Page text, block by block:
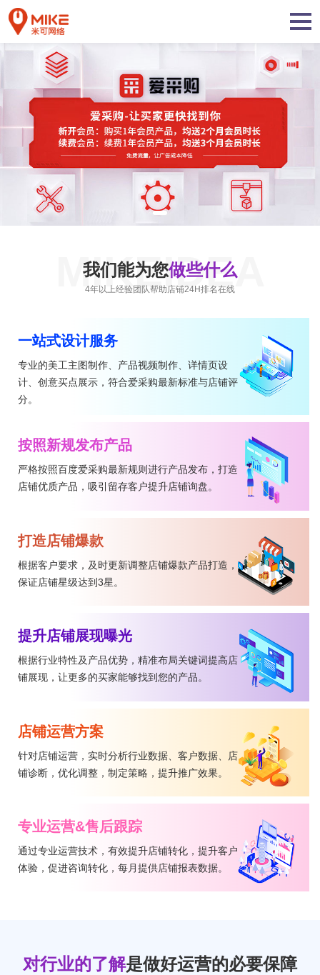
我们能为您做些什么
4年以上经验团队帮助店铺24H排名在线
MIKEIDEA
一站式设计服务
专业的美工主图制作、产品视频制作、详情页设
计、创意买点展示，符合爱采购最新标准与店铺评
分。
按照新规发布产品
严格按照百度爱采购最新规则进行产品发布，打造
店铺优质产品，吸引留存客户提升店铺询盘。
打造店铺爆款
根据客户要求，及时更新调整店铺爆款产品打造，
保证店铺星级达到3星。
提升店铺展现曝光
根据行业特性及产品优势，精准布局关键词提高店
铺展现，让更多的买家能够找到您的产品。
店铺运营方案
针对店铺运营，实时分析行业数据、客户数据、店
铺诊断，优化调整，制定策略，提升推广效果。
专业运营&售后跟踪
通过专业运营技术，有效提升店铺转化，提升客户
体验，促进咨询转化，每月提供店铺报表数据。
对行业的了解是做好运营的必要保障